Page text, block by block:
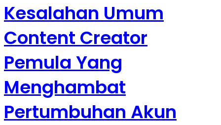
Kesalahan Umum
Content Creator
Pemula Yang
Menghambat
Pertumbuhan Akun